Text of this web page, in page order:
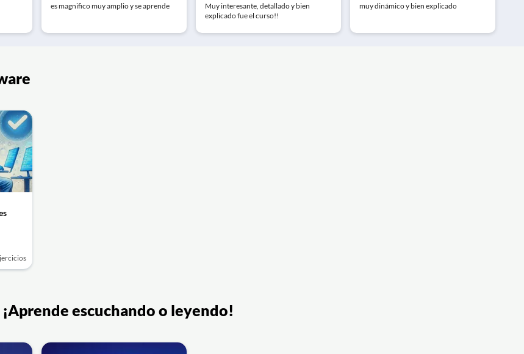
es magnifico muy amplio y se aprende
Muy interesante, detallado y bien
explicado fue el curso!!
muy dinámico y bien explicado
escuchando o leyendo!